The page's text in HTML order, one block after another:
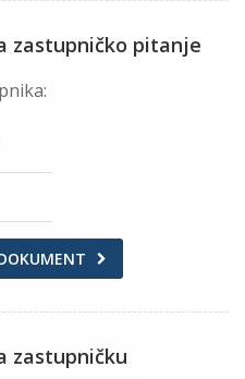
zastupničko pitanje
zastupničku